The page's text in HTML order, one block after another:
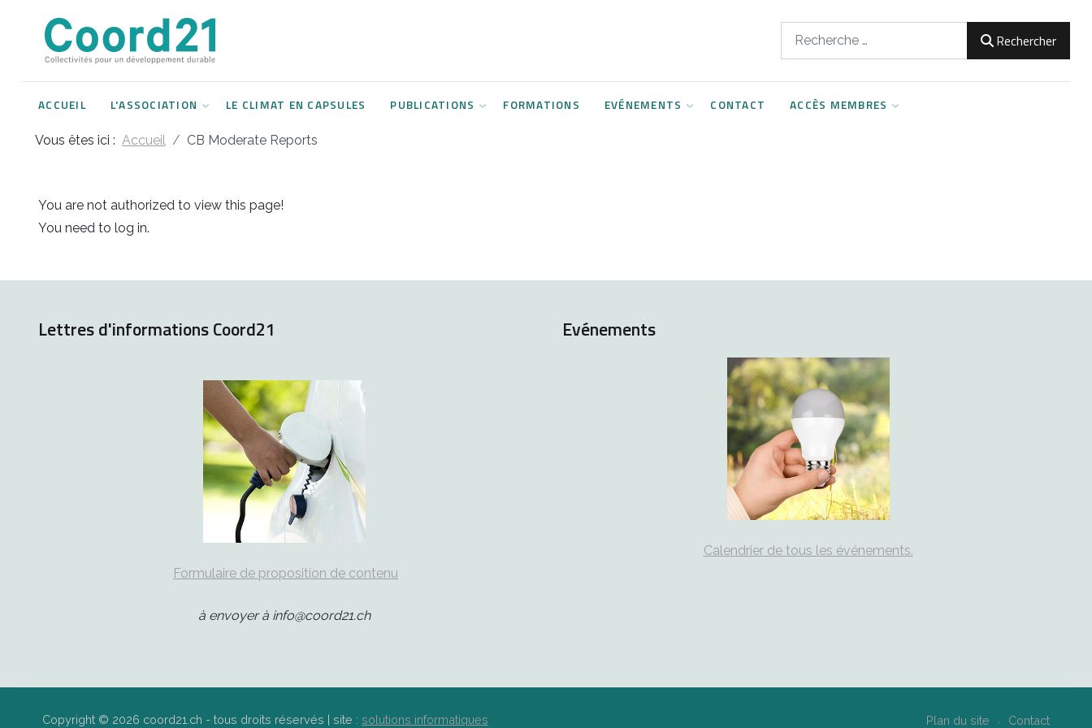
Rechercher
ACCUEIL L'ASSOCIATION LE CLIMAT EN CAPSULES PUBLICATIONS FORMATIONS EVÉNEMENTS CONTACT ACCÈS MEMBRES
Vous êtes ici : Accueil CB Moderate Reports
You are not authorized to view this page!
You need to log in.
Lettres d'informations Coord21
Formulaire de proposition de contenu
à envoyer à info@coord21.ch
Evénements
Calendrier de tous les événements.
Copyright © 2026 coord21.ch - tous droits réservés | site : solutions informatiques Plan du site Contact
Développement durable et Agenda 21
Implémentation locale de l'Agenda
Assemblées générales
2021
2022
2023
2025
Lettres d'informations
Rencontres thématiques
Documents